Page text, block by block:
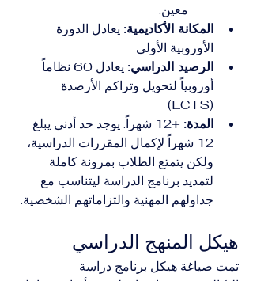
معين.
المكانة الأكاديمية: يعادل الدورة
الأوروبية الأولى
الرصيد الدراسي:
يعادل 60 نظاماً
أوروبياً لتحويل وتراكم الأرصدة
(ECTS)
المدة:
+12 شهراً. يوجد حد أدنى يبلغ
12 شهراً لإكمال المقررات الدراسية،
ولكن يتمتع الطلاب بمرونة كاملة
لتمديد برنامج الدراسة ليتناسب مع
جداولهم المهنية والتزاماتهم الشخصية.
هيكل المنهج الدراسي
تمت صياغة هيكل برنامج دراسة